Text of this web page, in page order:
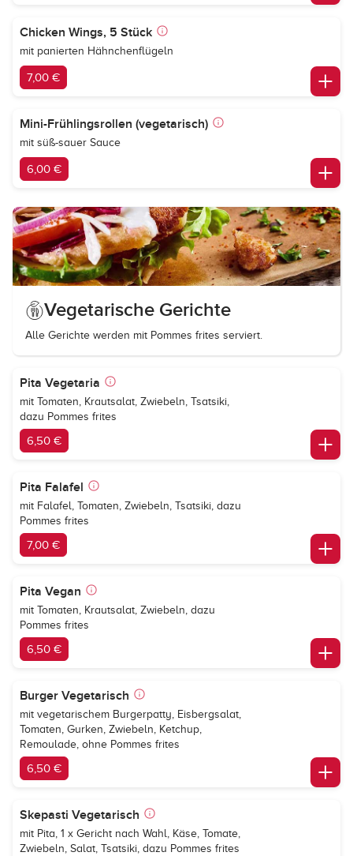
Chicken Wings, 5 Stück
mit panierten Hähnchenflügeln
7,00 €
Mini-Frühlingsrollen (vegetarisch)
mit süß-sauer Sauce
6,00 €
Vegetarische Gerichte
Alle Gerichte werden mit Pommes frites serviert.
Pita Vegetaria
mit Tomaten, Krautsalat, Zwiebeln, Tsatsiki,
dazu Pommes frites
6,50 €
Pita Falafel
mit Falafel, Tomaten, Zwiebeln, Tsatsiki, dazu
Pommes frites
7,00 €
Pita Vegan
mit Tomaten, Krautsalat, Zwiebeln, dazu
Pommes frites
6,50 €
Burger Vegetarisch
mit vegetarischem Burgerpatty, Eisbergsalat,
Tomaten, Gurken, Zwiebeln, Ketchup,
Remoulade, ohne Pommes frites
6,50 €
Skepasti Vegetarisch
mit Pita, 1 x Gericht nach Wahl, Käse, Tomate,
Zwiebeln, Salat, Tsatsiki, dazu Pommes frites